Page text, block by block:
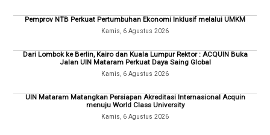
Pemprov NTB Perkuat Pertumbuhan Ekonomi Inklusif melalui UMKM
Kamis, 6 Agustus 2026
Dari Lombok ke Berlin, Kairo dan Kuala Lumpur Rektor : ACQUIN Buka
Jalan UIN Mataram Perkuat Daya Saing Global
Kamis, 6 Agustus 2026
UIN Mataram Matangkan Persiapan Akreditasi Internasional Acquin
menuju World Class University
Kamis, 6 Agustus 2026